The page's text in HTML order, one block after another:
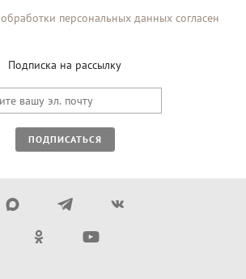
обработки персональных данных согласен
Подписка на рассылку
ПОДПИСАТЬСЯ